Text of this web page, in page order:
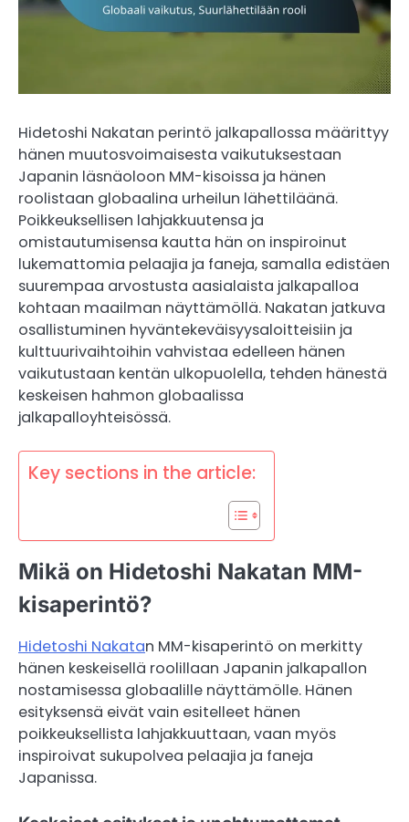
Hidetoshi Nakatan perintö jalkapallossa määrittyy
hänen muutosvoimaisesta vaikutuksestaan
Japanin läsnäoloon MM-kisoissa ja hänen
roolistaan globaalina urheilun lähettiläänä.
Poikkeuksellisen lahjakkuutensa ja
omistautumisensa kautta hän on inspiroinut
lukemattomia pelaajia ja faneja, samalla edistäen
suurempaa arvostusta aasialaista jalkapalloa
kohtaan maailman näyttämöllä. Nakatan jatkuva
osallistuminen hyväntekeväisyysaloitteisiin ja
kulttuurivaihtoihin vahvistaa edelleen hänen
vaikutustaan kentän ulkopuolella, tehden hänestä
keskeisen hahmon globaalissa
jalkapalloyhteisössä.
Key sections in the article:
Mikä on Hidetoshi Nakatan MM-
kisaperintö?
Hidetoshi Nakatan MM-kisaperintö on merkitty
hänen keskeisellä roolillaan Japanin jalkapallon
nostamisessa globaalille näyttämölle. Hänen
esityksensä eivät vain esitelleet hänen
poikkeuksellista lahjakkuuttaan, vaan myös
inspiroivat sukupolvea pelaajia ja faneja
Japanissa.